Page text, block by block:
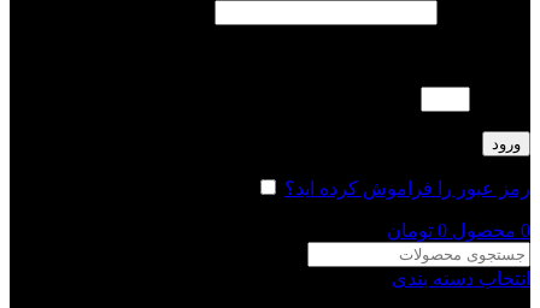
ورود
رمز عبور را فراموش کرده اید؟
0 محصول 0 تومان
انتخاب دسته بندی